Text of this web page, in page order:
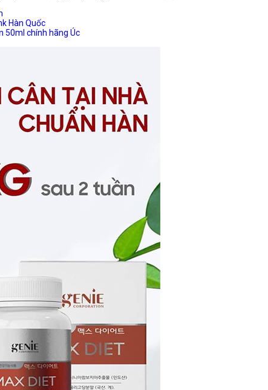
Hàn Quốc
50ml chính hãng Úc